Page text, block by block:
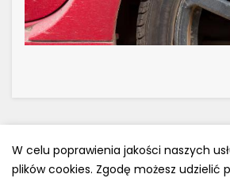
W celu poprawienia jakości naszych
plików cookies. Zgodę możesz udzielić